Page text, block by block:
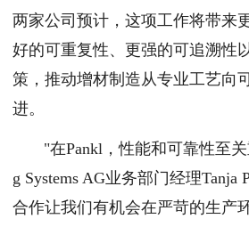
两家公司预计，这项工作将带来
好的可重复性、更强的可追溯性
策，推动增材制造从专业工艺向
进。
"在Pankl，性能和可靠性至关
g Systems AG业务部门经理Tanja
合作让我们有机会在严苛的生产